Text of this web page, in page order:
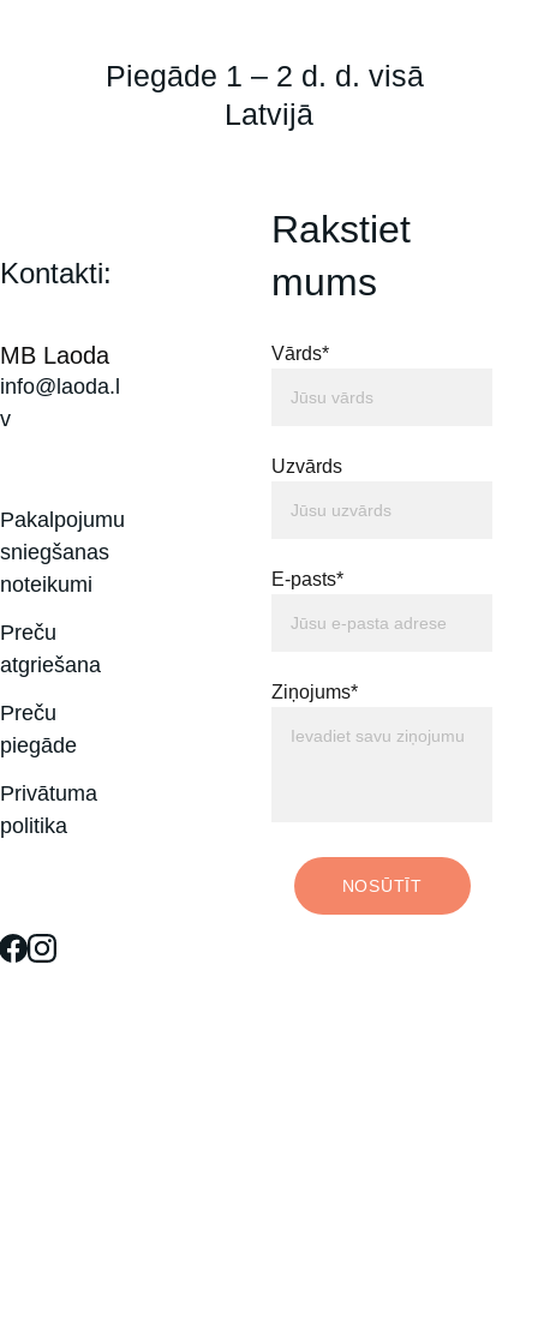
Rakstiet
mums
Vārds*
Uzvārds
E-pasts*
Ziņojums*
NOSŪTĪT
MB Laoda
Kontakti:
info@laoda.l
v
Pakalpojumu
sniegšanas
noteikumi
Preču
atgriešana
Preču
piegāde
Privātuma
politika
Piegāde 1 – 2 d. d. visā
Latvijā